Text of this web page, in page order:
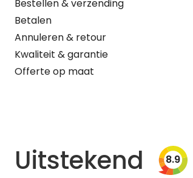
Bestellen & verzending
Betalen
Annuleren & retour
Kwaliteit & garantie
Offerte op maat
Uitstekend 8.9